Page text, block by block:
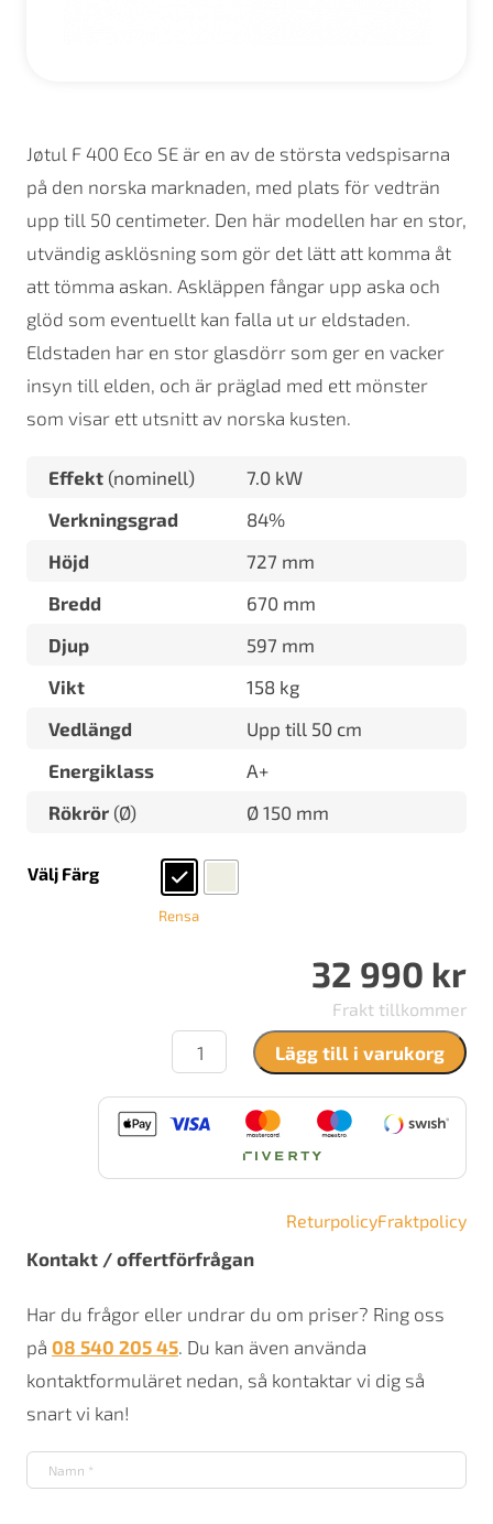
Jøtul F 400 Eco SE är en av de största vedspisarna
på den norska marknaden, med plats för vedträn
upp till 50 centimeter. Den här modellen har en stor,
utvändig asklösning som gör det lätt att komma åt
att tömma askan. Askläppen fångar upp aska och
glöd som eventuellt kan falla ut ur eldstaden.
Eldstaden har en stor glasdörr som ger en vacker
insyn till elden, och är präglad med ett mönster
som visar ett utsnitt av norska kusten.
Effekt (nominell)
7.0 kW
Verkningsgrad
84%
Höjd
727 mm
Bredd
670 mm
Djup
597 mm
Vikt
158 kg
Vedlängd
Upp till 50 cm
Energiklass
A+
Rökrör (Ø) Ø 150 mm
Välj Färg
Rensa
32 990 kr
Frakt tillkommer
JØTUL
ECO
SE
mängd
Lägg till i varukorg
ReturpolicyFraktpolicy
Kontakt / offertförfrågan
Har du frågor eller undrar du om priser? Ring oss
på 08 540 205 45. Du kan även använda
kontaktformuläret nedan, så kontaktar vi dig så
snart vi kan!